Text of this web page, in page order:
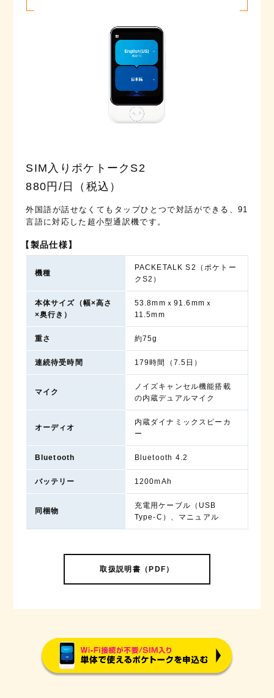
SIM入りポケトークS2
880円/日（税込）
外国語が話せなくてもタップひとつで対話ができる、91
言語に対応した超小型通訳機です。
【製品仕様】
機種
PACKETALK S2（ポケトー
クS2）
本体サイズ （幅×高さ
×奥行き）
53.8mmｘ91.6mmｘ
11.5mm
重さ 約75g
連続待受時間 179時間（7.5日）
マイク
ノイズキャンセル機能搭載
の内蔵デュアルマイク
オーディオ
内蔵ダイナミックスピーカ
ー
Bluetooth Bluetooth 4.2
バッテリー 1200mAh
同梱物
充電用ケーブル（USB
Type-C）、マニュアル
取扱説明書（PDF）